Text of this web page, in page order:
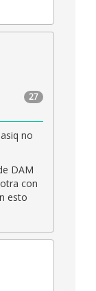
27
no
DAM
con
esto